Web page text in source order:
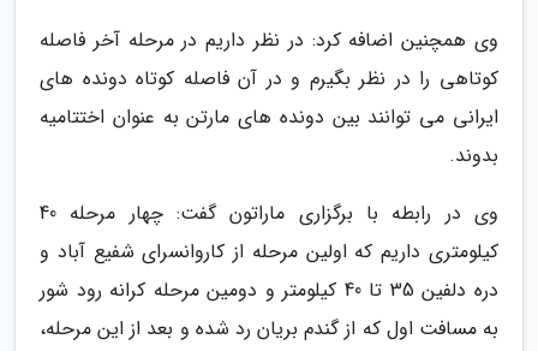
وی همچنین اضافه کرد: در نظر داریم در مرحله آخر فاصله
کوتاهی را در نظر بگیرم و در آن فاصله کوتاه دونده های
ایرانی می توانند بین دونده های مارتن به عنوان اختتامیه
بدوند.
وی در رابطه با برگزاری ماراتون گفت: چهار مرحله 40
کیلومتری داریم که اولین مرحله از کاروانسرای شفیع آباد و
دره دلفین 35 تا 40 کیلومتر و دومین مرحله کرانه رود شور
به مسافت اول که از گندم بریان رد شده و بعد از این مرحله،